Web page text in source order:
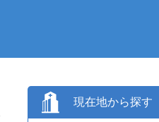
現在地から探す